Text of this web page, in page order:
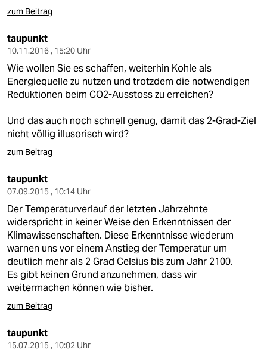
shop
fragen & hilfe
unterstützen
abo
epaper login
zum Beitrag
taupunkt
10.11.2016 , 15:20 Uhr
Wie wollen Sie es schaffen, weiterhin Kohle als
Energiequelle zu nutzen und trotzdem die notwendigen
Reduktionen beim CO2-Ausstoss zu erreichen?
Und das auch noch schnell genug, damit das 2-Grad-Ziel
nicht völlig illusorisch wird?
zum Beitrag
taupunkt
07.09.2015 , 10:14 Uhr
Der Temperaturverlauf der letzten Jahrzehnte
widerspricht in keiner Weise den Erkenntnissen der
Klimawissenschaften. Diese Erkenntnisse wiederum
warnen uns vor einem Anstieg der Temperatur um
deutlich mehr als 2 Grad Celsius bis zum Jahr 2100.
Es gibt keinen Grund anzunehmen, dass wir
weitermachen können wie bisher.
zum Beitrag
taupunkt
15.07.2015 , 10:02 Uhr